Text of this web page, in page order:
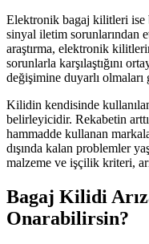
Elektronik bagaj kilitleri ise
sinyal iletim sorunlarından
araştırma, elektronik
sorunlarla karşılaştığını
değişimine duyarlı
Kilidin kendisinde
belirleyicidir. Rekabetin
hammadde kullanan
dışında kalan problemler
malzeme ve işçilik kriteri,
Bagaj Kilidi
Onarabilirsin?